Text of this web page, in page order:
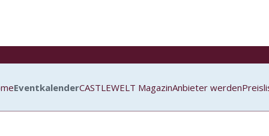
EventkalenderCASTLEWELT MagazinAnbieter werden